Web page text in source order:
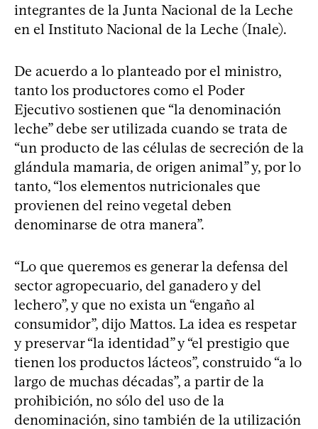
integrantes de la Junta Nacional de la Leche
en el Instituto Nacional de la Leche (Inale).
De acuerdo a lo planteado por el ministro,
tanto los productores como el Poder
Ejecutivo sostienen que “la denominación
leche” debe ser utilizada cuando se trata de
“un producto de las células de secreción de la
glándula mamaria, de origen animal” y, por lo
tanto, “los elementos nutricionales que
provienen del reino vegetal deben
denominarse de otra manera”.
“Lo que queremos es generar la defensa del
sector agropecuario, del ganadero y del
lechero”, y que no exista un “engaño al
consumidor”, dijo Mattos. La idea es respetar
y preservar “la identidad” y “el prestigio que
tienen los productos lácteos”, construido “a lo
largo de muchas décadas”, a partir de la
prohibición, no sólo del uso de la
denominación, sino también de la utilización